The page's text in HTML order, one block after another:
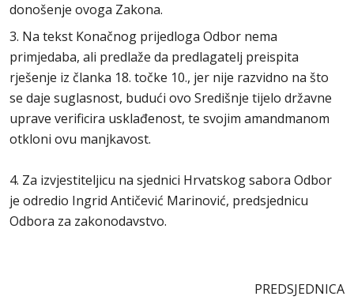
donošenje ovoga Zakona.
3. Na tekst Konačnog prijedloga Odbor nema
primjedaba, ali predlaže da predlagatelj preispita
rješenje iz članka 18. točke 10., jer nije razvidno na što
se daje suglasnost, budući ovo Središnje tijelo državne
uprave verificira usklađenost, te svojim amandmanom
otkloni ovu manjkavost.
4. Za izvjestiteljicu na sjednici Hrvatskog sabora Odbor
je odredio Ingrid Antičević Marinović, predsjednicu
Odbora za zakonodavstvo.
PREDSJEDNICA